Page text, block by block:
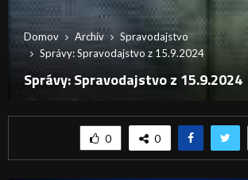
Domov Archív
Spravodajstvo
Správy: Spravodajstvo z 15.9.2024
Správy: Spravodajstvo z 15.9.2024
0 0